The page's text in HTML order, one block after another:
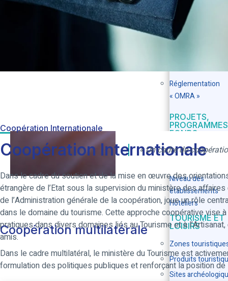
stratégiques
CADRE
matière de
Réglementation
« OMRA »
PROJETS,
FONDS
Les Fonds du
Niveau des
établissements
Hôteliers
TOURISME ET
LOISIRS
Zones
Produits
Sites
Coopération Internationale
Coopération Internationale
Dans le cadre du soutien et de la mise en œuvre des
étrangère de l’Etat sous la supervision du ministère des
de l’Administration générale de la coopération, joue un rôle
dans le domaine du tourisme. Cette approche coopérative vise
pratiques dans divers domaines liés au Tourisme et à
amis.
« Un cadre de
Coopération multilatérale
Dans le cadre multilatéral, le ministère du Tourisme est
formulation des politiques publiques et renforçant la position